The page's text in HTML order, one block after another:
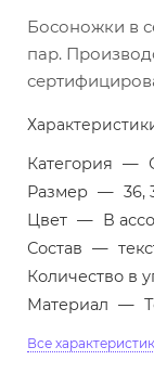
Босоножки в
пар.
Категория —
Размер — 36,
Цвет — В
Состав —
Количество в
Материал —
Все